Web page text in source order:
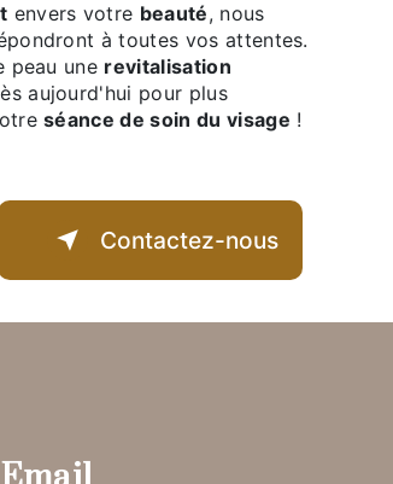
envers votre beauté, nous
à toutes vos attentes.
peau une revitalisation
aujourd'hui pour plus
séance de soin du visage !
Contactez-nous